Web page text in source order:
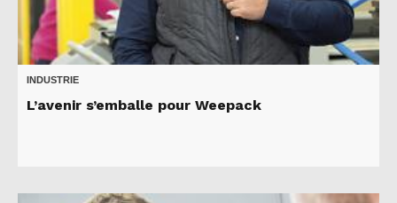
INDUSTRIE
L’avenir s’emballe pour Weepack